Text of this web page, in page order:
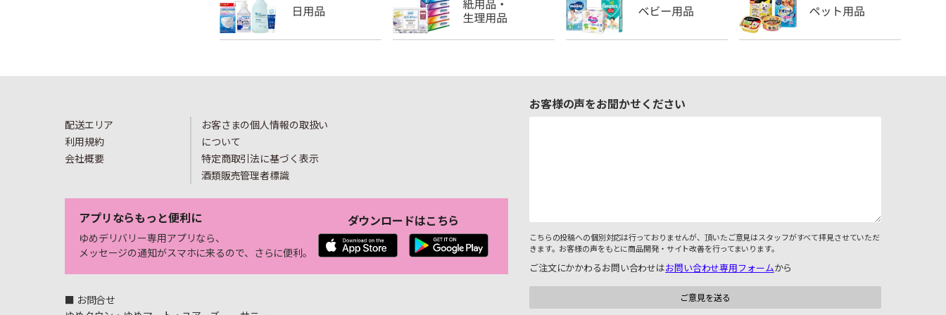
配送エリア
利用規約
会社概要
お客さまの個人情報の取扱い
について
特定商取引法に基づく表示
酒類販売管理者標識
アプリならもっと便利に
ゆめデリバリー専用アプリなら、
メッセージの通知がスマホに来るので、さらに便利。
ダウンロードはこちら
■ お問合せ
お客様の声をお聞かせください
こちらの投稿への個別対応は行っておりませんが、頂いたご意見はスタッフがすべて拝見させていただ
きます。お客様の声をもとに商品開発・サイト改善を行ってまいります。
ご注文にかかわるお問い合わせはお問い合わせ専用フォームから